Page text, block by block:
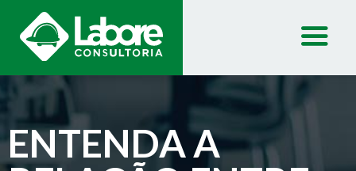
ENTENDA A